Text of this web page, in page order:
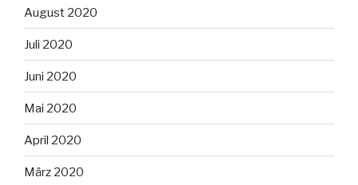
August 2020
Juli 2020
Juni 2020
Mai 2020
April 2020
März 2020